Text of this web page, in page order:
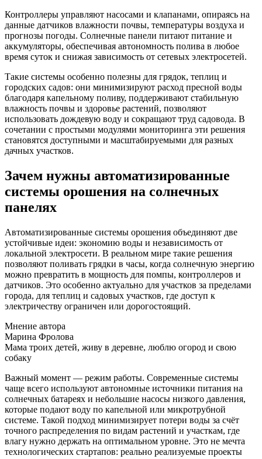
Контроллеры управляют насосами и клапанами, опираясь на
данные датчиков влажности почвы, температуры воздуха и
прогнозы погоды. Солнечные панели питают питание и
аккумуляторы, обеспечивая автономность полива в любое
время суток и снижая зависимость от сетевых электросетей.
Такие системы особенно полезны для грядок, теплиц и
городских садов: они минимизируют расход пресной воды
благодаря капельному поливу, поддерживают стабильную
влажность почвы и здоровье растений, позволяют
использовать дождевую воду и сокращают труд садовода. В
сочетании с простыми модулями мониторинга эти решения
становятся доступными и масштабируемыми для разных
дачных участков.
Зачем нужны автоматизированные
системы орошения на солнечных
панелях
Автоматизированные системы орошения объединяют две
устойчивые идеи: экономию воды и независимость от
локальной электросети. В реальном мире такие решения
позволяют поливать грядки в часы, когда солнечную энергию
можно превратить в мощность для помпы, контроллеров и
датчиков. Это особенно актуально для участков за пределами
города, для теплиц и садовых участков, где доступ к
электричеству ограничен или дорогостоящий.
Мнение автора
Марина Фролова
Мама троих детей, живу в деревне, люблю огород и свою
собаку
Важный момент — режим работы. Современные системы
чаще всего используют автономные источники питания на
солнечных батареях и небольшие насосы низкого давления,
которые подают воду по капельной или микротрубной
системе. Такой подход минимизирует потери воды за счёт
точного распределения по видам растений и участкам, где
влагу нужно держать на оптимальном уровне. Это не мечта
технологических стартапов: реально реализуемые проекты